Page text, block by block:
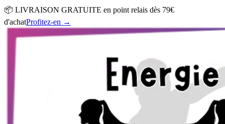
📦 LIVRAISON GRATUITE en point relais dès 79€
d'achatProfitez-en →